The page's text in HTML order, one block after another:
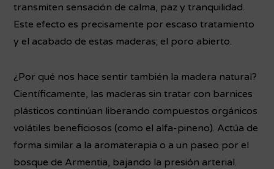
transmiten sensación de calma, paz y tranquilidad.
Este efecto es precisamente por escaso tratamiento
y el acabado de estas maderas; el poro abierto.
¿Por qué nos hace sentir también la madera natural?
Científicamente, las maderas sin tratar con barnices
plásticos continúan liberando compuestos orgánicos
volátiles beneficiosos (como el alfa-pineno). Actúa de
forma similar a la aromaterapia o a un paseo por el
bosque de Armentia, bajando la presión arterial.